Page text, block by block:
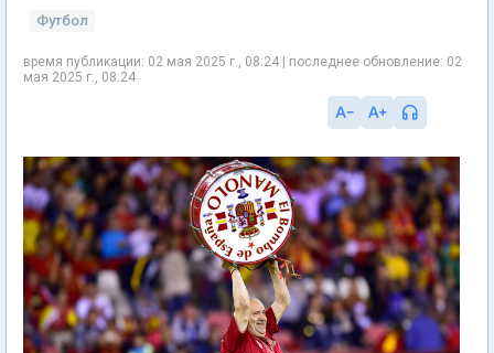
Футбол
время публикации: 02 мая 2025 г., 08:24 | последнее обновление: 02
мая 2025 г., 08:24